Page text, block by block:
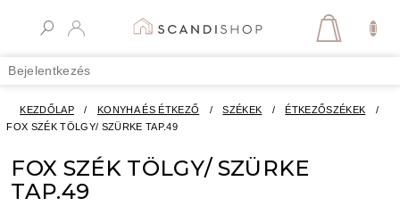
Bejelentkezés
KOSÁR
KEZDŐLAP / KONYHA ÉS ÉTKEZŐ / SZÉKEK / ÉTKEZŐSZÉKEK
/
FOX SZÉK TÖLGY/ SZÜRKE TAP.49
FOX SZÉK TÖLGY/ SZÜRKE
TAP.49